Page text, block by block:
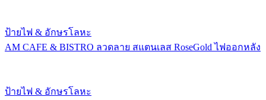
ป้ายไฟ & อักษรโลหะ
AM CAFE & BISTRO ลวดลาย สแตนเลส RoseGold ไฟออกหลัง
ป้ายไฟ & อักษรโลหะ